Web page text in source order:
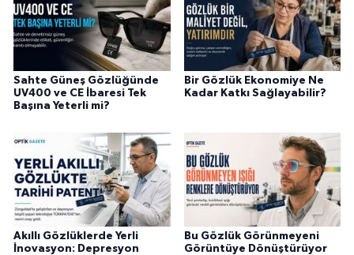
Sahte Güneş Gözlüğünde
UV400 ve CE İbaresi Tek
Başına Yeterli mi?
Bir Gözlük Ekonomiye Ne
Kadar Katkı Sağlayabilir?
Akıllı Gözlüklerde Yerli
İnovasyon: Depresyon
Bu Gözlük Görünmeyeni
Görüntüye Dönüştürüyor